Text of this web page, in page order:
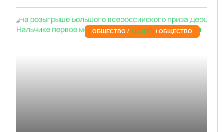
ОБЩЕСТВО / АДЫГЕЯ / ОБЩЕСТВО